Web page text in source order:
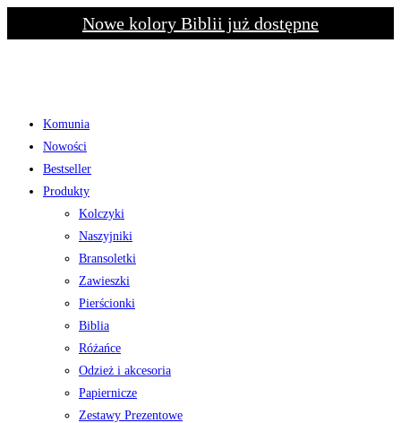
to
Nowe kolory Biblii już dostępne
Komunia
Nowości
Bestseller
Produkty
Kolczyki
Naszyjniki
Bransoletki
Zawieszki
Pierścionki
Biblia
Różańce
Odzież i akcesoria
Papiernicze
Zestawy Prezentowe